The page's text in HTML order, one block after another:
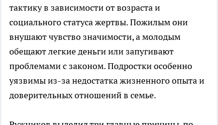
тактику в зависимости от возраста и
социального статуса жертвы. Пожилым они
внушают чувство значимости, а молодым
обещают легкие деньги или запугивают
проблемами с законом. Подростки особенно
уязвимы из-за недостатка жизненного опыта и
доверительных отношений в семье.